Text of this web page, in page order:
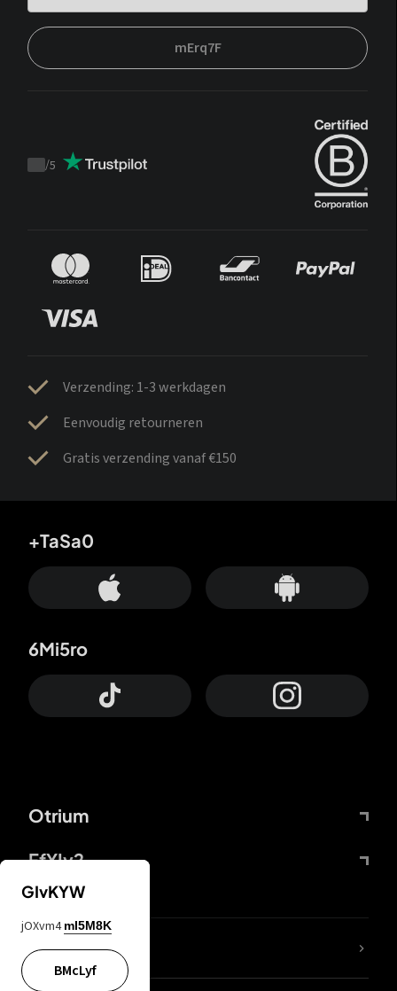
mErq7F
Trustpilot
/5
Verzending: 1-3 werkdagen
Eenvoudig retourneren
Gratis verzending vanaf €150
Otrium
FfYIy2
+TaSa0
6Mi5ro
ZbBJcb
GIvKYW
jOXvm4 mI5M8K
BMcLyf